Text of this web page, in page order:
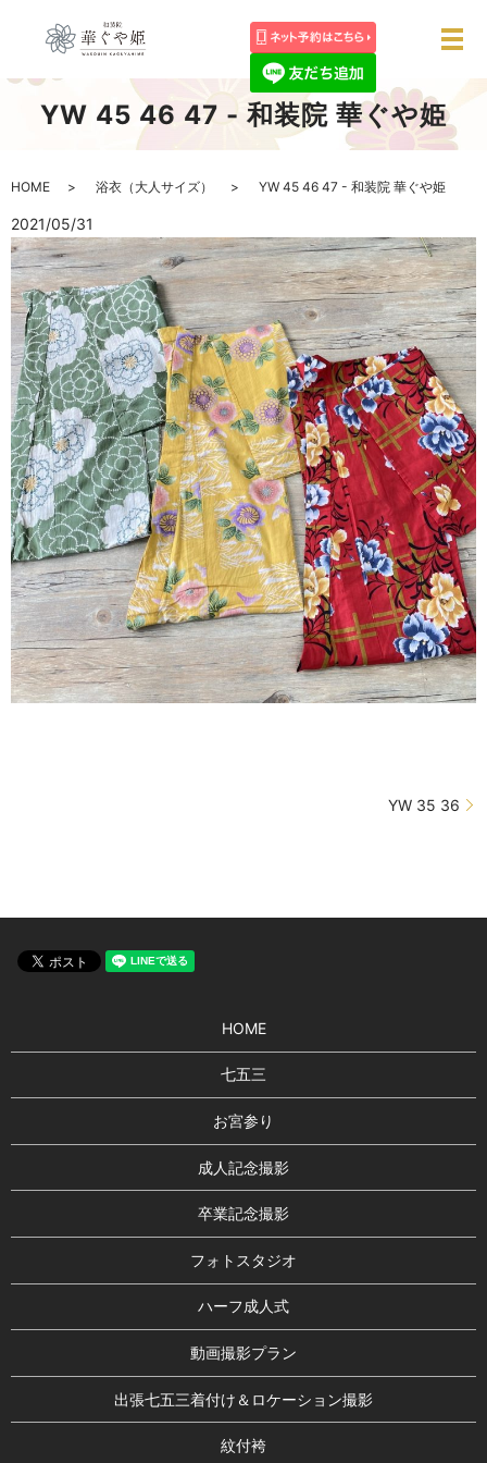
メ
YW 45 46 47 - 和装院 華ぐや姫
HOME 浴衣（大人サイズ） YW 45 46 47 - 和装院 華ぐや姫
2021/05/31
YW 35 36
HOME
七五三
お宮参り
成人記念撮影
卒業記念撮影
フォトスタジオ
ハーフ成人式
動画撮影プラン
出張七五三着付け＆ロケーション撮影
紋付袴